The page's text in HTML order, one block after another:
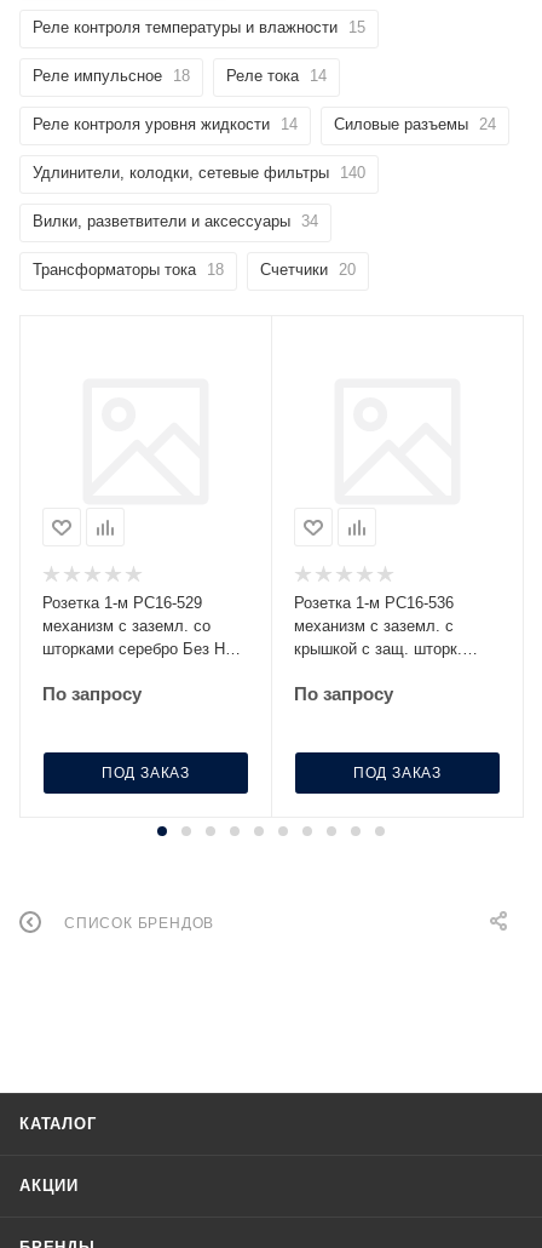
Реле контроля температуры и влажности 15
Реле импульсное 18 Реле тока 14
Реле контроля уровня жидкости 14 Силовые разъемы 24
Удлинители, колодки, сетевые фильтры 140
Вилки, разветвители и аксессуары 34
Трансформаторы тока 18 Счетчики 20
Розетка 1-м РС16-529
механизм с заземл. со
шторками серебро Без НДС
По запросу
ПОД ЗАКАЗ
Розетка 1-м РС16-536
механизм с заземл. с
крышкой с защ. шторк.
п.1ст.118 НК
По запросу
ПОД ЗАКАЗ
СПИСОК БРЕНДОВ
КАТАЛОГ
АКЦИИ